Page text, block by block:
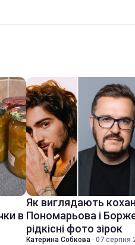
в
Як виглядають
Пономарьова і
рідкісні фото зірок
Катерина Собкова · 07 серпня